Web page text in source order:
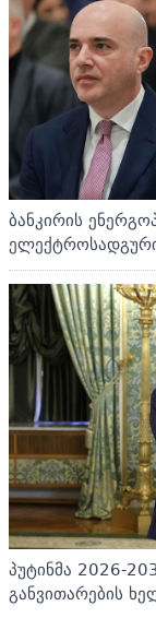
ბანკირის
პუტინმა 2026-
განვითარების